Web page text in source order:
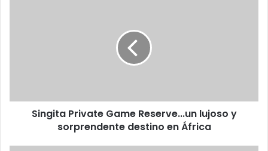
en
Singita Private Game Reserve...un lujoso y
sorprendente destino en África